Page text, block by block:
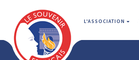
L'ASSOCIATION